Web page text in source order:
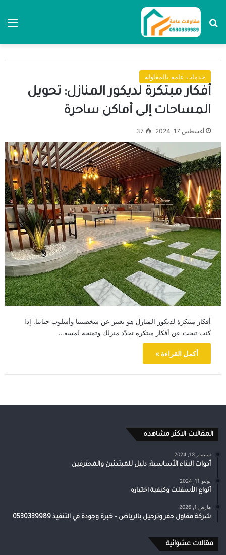
بحث عن
خدمات عامه بالمقاوله
أفكار مبتكرة لديكور المنازل: تحويل
المساحات إلى أماكن ساحرة
أغسطس 17, 2024 37
أفكار مبتكرة لديكور المنازل هو تعبير عن شخصيتنا وأسلوب حياتنا. إذا
كنت تبحث عن أفكار مبتكرة تجدّد منزلك وتمنحه لمسة…
أكمل القراءة »
المقالات الاكثر مشاهده
سبتمبر 13, 2024
أدوات البناء الأساسية: دليل للمبتدئين والمحترفين
يوليو 11, 2024
أنواع الأسفلت وكيفية اختياره
مارس 1, 2026
شركة مقاول حفر وترحيل بالرياض – خبرة وجودة في التنفيذ 0530339989
مقالات عشوائية